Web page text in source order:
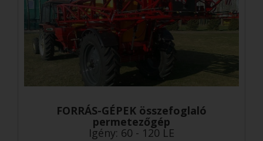
FORRÁS-GÉPEK összefoglaló
permetezőgép
Igény: 60 - 120 LE